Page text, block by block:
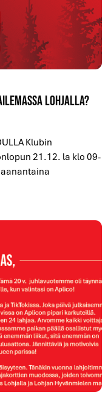
Lohjalla?
Klubin
21.12. la klo 09-